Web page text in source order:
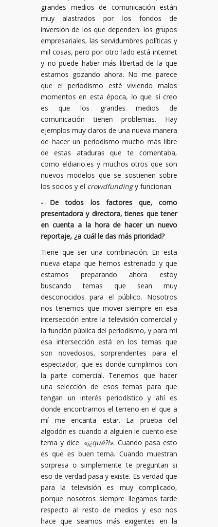
grandes medios de comunicación están
muy alastrados por los fondos de
inversión de los que dependen: los grupos
empresariales, las servidumbres políticas y
mil cosas, pero por otro lado está internet
y no puede haber más libertad de la que
estamos gozando ahora. No me parece
que el periodismo esté viviendo malos
momentos en esta época, lo que sí creo
es que los grandes medios de
comunicación tienen problemas. Hay
ejemplos muy claros de una nueva manera
de hacer un periodismo mucho más libre
de estas ataduras que te comentaba,
como eldiario.es y muchos otros que son
nuevos modelos que se sostienen sobre
los socios y el crowdfundingy funcionan.
- De todos los factores que, como
presentadora y directora, tienes que tener
en cuenta a la hora de hacer un nuevo
reportaje, ¿a cuál le das más prioridad?
Tiene que ser una combinación. En esta
nueva etapa que hemos estrenado y que
estamos preparando ahora estoy
buscando temas que sean muy
desconocidos para el público. Nosotros
nos tenemos que mover siempre en esa
intersección entre la televisión comercial y
la función pública del periodismo, y para mí
esa intersección está en los temas que
son novedosos, sorprendentes para el
espectador, que es donde cumplimos con
la parte comercial. Tenemos que hacer
una selección de esos temas para que
tengan un interés periodístico y ahí es
donde encontramos el terreno en el que a
mí me encanta estar. La prueba del
algodón es cuando a alguien le cuento ese
tema y dice: «¡¿qué?!». Cuando pasa esto
es que es buen tema. Cuando muestran
sorpresa o simplemente te preguntan si
eso de verdad pasa y existe. Es verdad que
para la televisión es muy complicado,
porque nosotros siempre llegamos tarde
respecto al resto de medios y eso nos
hace que seamos más exigentes en la